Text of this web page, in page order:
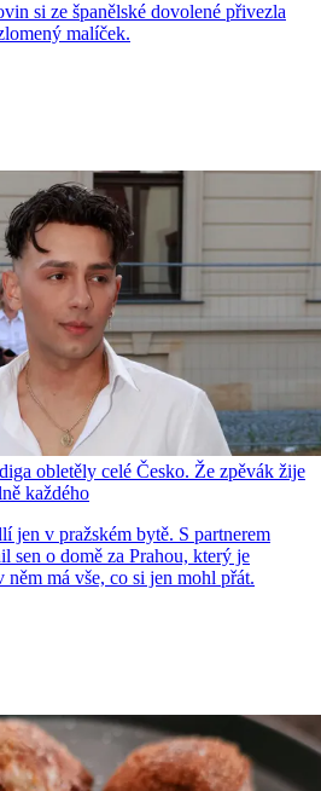
si ze španělské dovolené přivezla
malíček.
obletěly celé Česko. Že zpěvák žije
každého
jen v pražském bytě. S partnerem
sen o domě za Prahou, který je
má vše, co si jen mohl přát.